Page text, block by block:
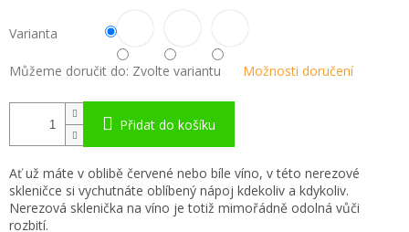
Varianta
Můžeme doručit do: Zvolte variantu Možnosti doručení
Přidat do košíku
Ať už máte v oblibě červené nebo bíle víno, v této nerezové
skleničce si vychutnáte oblíbený nápoj kdekoliv a kdykoliv.
Nerezová sklenička na víno je totiž mimořádně odolná vůči
rozbití.